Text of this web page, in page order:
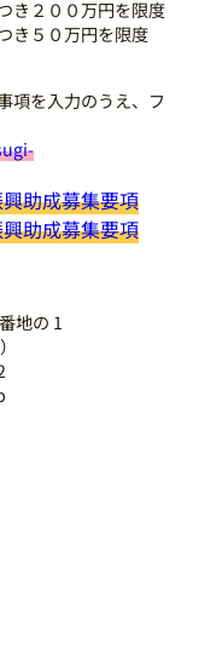
２００万円を限度
き５０万円を限度
項を入力のうえ、フ
助成募集要項
助成募集要項
地の 1